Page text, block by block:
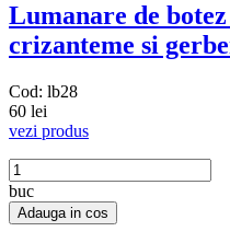
Lumanare de
crizanteme si
Cod: lb28
60 lei
vezi produs
buc